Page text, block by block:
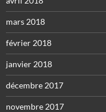
mars 2018
février 2018
janvier 2018
décembre 2017
novembre 2017